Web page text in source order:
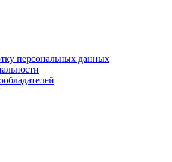
персональных данных